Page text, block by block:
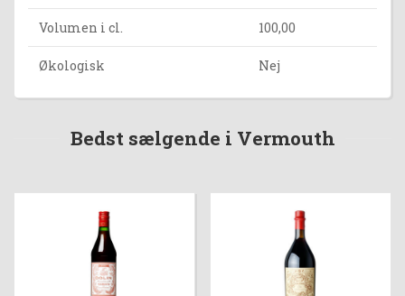
Volumen i cl. 100,00
Økologisk Nej
Bedst sælgende i Vermouth